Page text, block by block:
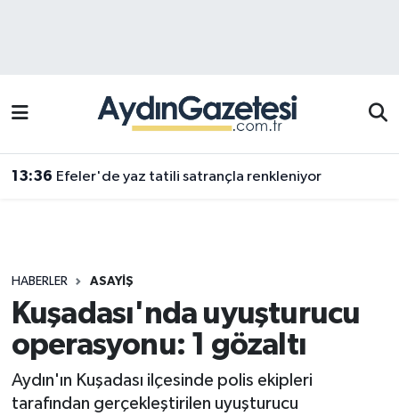
13:36 Efeler'de yaz tatili satrançla renkleniyor
HABERLER ASAYIŞ
Kuşadası'nda uyuşturucu
operasyonu: 1 gözaltı
Aydın'ın Kuşadası ilçesinde polis ekipleri
tarafından gerçekleştirilen uyuşturucu
Efeler Trafik Yoğunluk Haritası
Süper Lig Puan Durumu ve Fikstür